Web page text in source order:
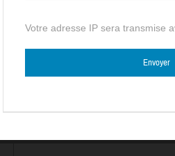
Votre adresse IP sera transmise